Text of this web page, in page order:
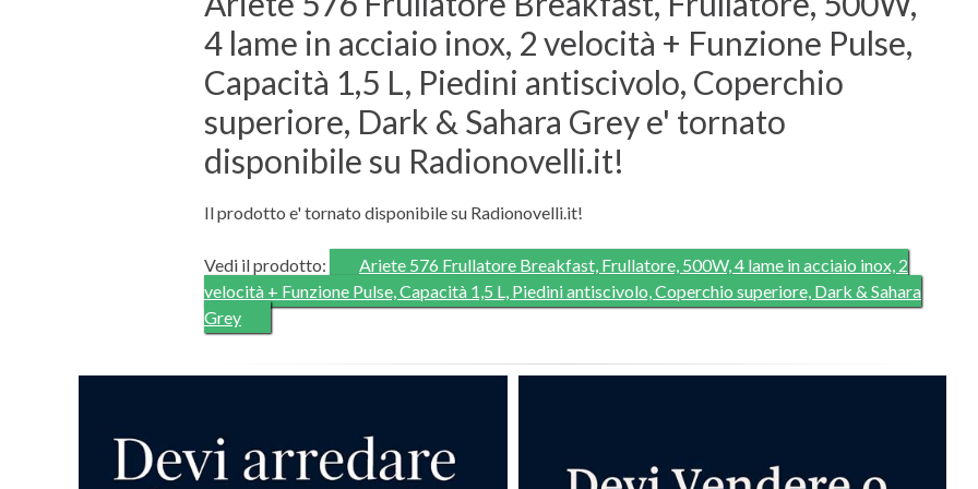
4 lame in acciaio inox, 2 velocità + Funzione Pulse,
Capacità 1,5 L, Piedini antiscivolo, Coperchio
superiore, Dark & Sahara Grey e' tornato
disponibile su Radionovelli.it!
Il prodotto e' tornato disponibile su Radionovelli.it!
Vedi il prodotto:
Ariete 576 Frullatore Breakfast, Frullatore, 500W, 4 lame in acciaio inox, 2
velocità + Funzione Pulse, Capacità 1,5 L, Piedini antiscivolo, Coperchio superiore, Dark & Sahara
Grey